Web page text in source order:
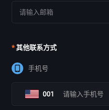
其他联系方式
手机号
001